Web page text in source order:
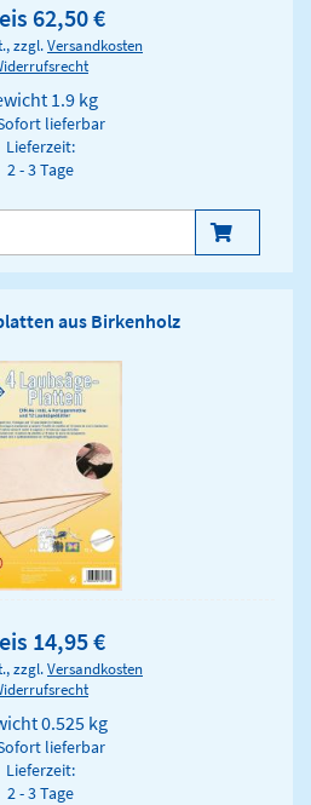
62,50 €
zzgl.Versandkosten
1.9 kg
lieferbar
Lieferzeit:
2 - 3 Tage
aus Birkenholz
14,95 €
zzgl.Versandkosten
0.525 kg
lieferbar
Lieferzeit:
2 - 3 Tage